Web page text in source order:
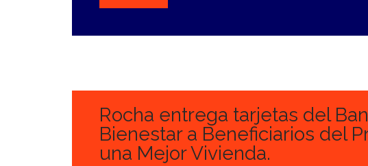
Rocha entrega tarjetas del
Bienestar a Beneficiarios del
una Mejor Vivienda.